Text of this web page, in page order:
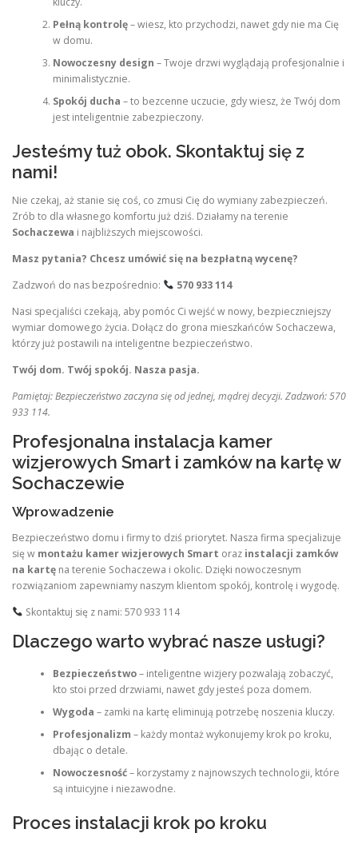
Pełną kontrolę– wiesz, kto przychodzi, nawet gdy nie ma Cię
w domu.
Nowoczesny design – Twoje drzwi wyglądają profesjonalnie i
minimalistycznie.
Spokój ducha – to bezcenne uczucie, gdy wiesz, że Twój dom
jest inteligentnie zabezpieczony.
Jesteśmy tuż obok. Skontaktuj się z
nami!
Nie czekaj, aż stanie się coś, co zmusi Cię do wymiany zabezpieczeń.
Zrób to dla własnego komfortu już dziś. Działamy na terenie
Sochaczewa i najbliższych miejscowości.
Masz pytania? Chcesz umówić się na bezpłatną wycenę?
Zadzwoń do nas bezpośrednio:
570 933 114
Nasi specjaliści czekają, aby pomóc Ci wejść w nowy, bezpieczniejszy
wymiar domowego życia. Dołącz do grona mieszkańców Sochaczewa,
którzy już postawili na inteligentne bezpieczeństwo.
Twój dom. Twój spokój. Nasza pasja.
Pamiętaj: Bezpieczeństwo zaczyna się od jednej, mądrej decyzji. Zadzwoń: 570
933 114.
Profesjonalna instalacja kamer
wizjerowych Smart i zamków na kartę w
Sochaczewie
Wprowadzenie
Bezpieczeństwo domu i firmy to dziś priorytet. Nasza firma specjalizuje
się w montażu kamer wizjerowych Smart oraz instalacji zamków
na kartę na terenie Sochaczewa i okolic. Dzięki nowoczesnym
rozwiązaniom zapewniamy naszym klientom spokój, kontrolę i wygodę.
Skontaktuj się z nami: 570 933 114
Dlaczego warto wybrać nasze usługi?
Bezpieczeństwo– inteligentne wizjery pozwalają zobaczyć,
kto stoi przed drzwiami, nawet gdy jesteś poza domem.
Wygoda – zamki na kartę eliminują potrzebę noszenia kluczy.
Profesjonalizm – każdy montaż wykonujemy krok po kroku,
dbając o detale.
Nowoczesność– korzystamy z najnowszych technologii, które
są intuicyjne i niezawodne.
Proces instalacji krok po kroku